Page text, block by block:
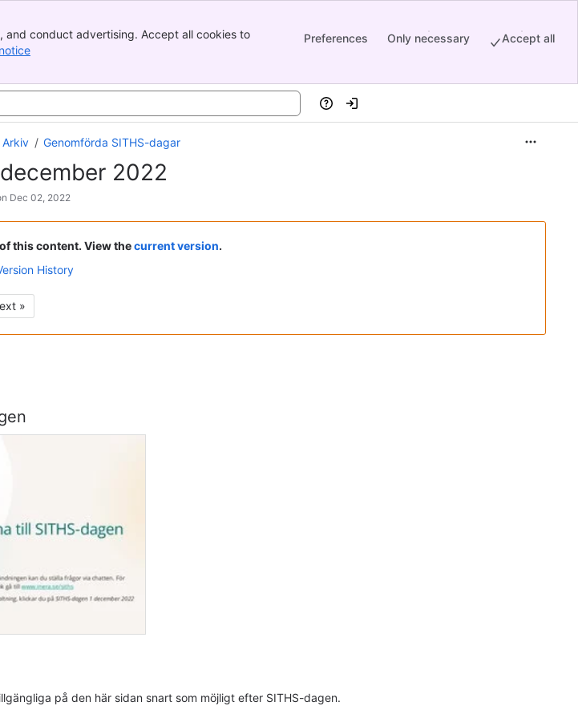
and conduct advertising. Accept all cookies to
Preferences Only necessary Accept all
HelpLog in
Arkiv Genomförda SITHS-dagar
2022
Dec 02, 2022
this content. View thecurrent version.
History
»
på den här sidan snart som möjligt efter SITHS-dagen.